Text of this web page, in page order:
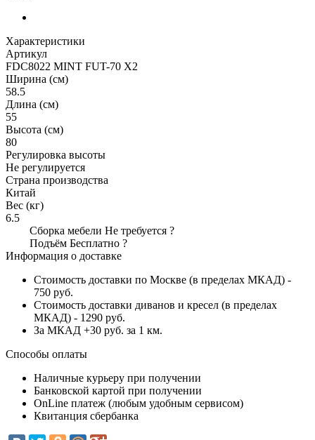
Характеристики
Артикул
FDC8022 MINT FUT-70 X2
Ширина (см)
58.5
Длина (см)
55
Высота (см)
80
Регулировка высоты
Не регулируется
Страна производства
Китай
Вес (кг)
6.5
Сборка мебели Не требуется ?
Подъём Бесплатно ?
Информация о доставке
Стоимость доставки по Москве (в пределах МКАД) -
750 руб.
Стоимость доставки диванов и кресел (в пределах
МКАД) - 1290 руб.
За МКАД +30 руб. за 1 км.
Способы оплаты
Наличные курьеру при получении
Банковской картой при получении
OnLine платеж (любым удобным сервисом)
Квитанция сбербанка